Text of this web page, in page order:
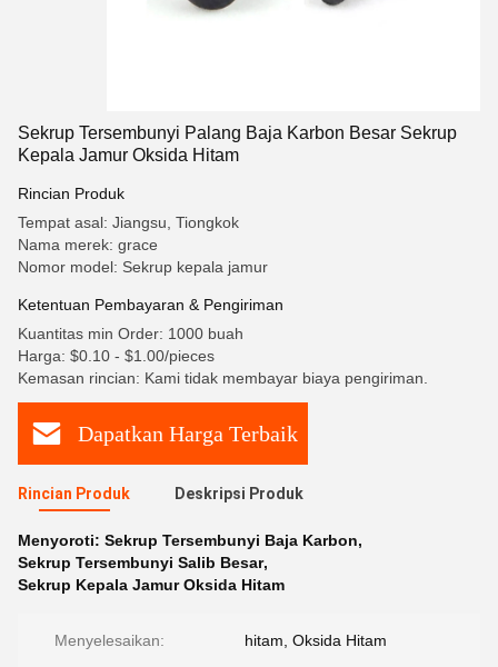
Sekrup Tersembunyi Palang Baja Karbon Besar Sekrup
Kepala Jamur Oksida Hitam
Rincian Produk
Tempat asal: Jiangsu, Tiongkok
Nama merek: grace
Nomor model: Sekrup kepala jamur
Ketentuan Pembayaran & Pengiriman
Kuantitas min Order: 1000 buah
Harga: $0.10 - $1.00/pieces
Kemasan rincian: Kami tidak membayar biaya pengiriman.
Dapatkan Harga Terbaik
Rincian Produk Deskripsi Produk
Menyoroti: Sekrup Tersembunyi Baja Karbon,
Sekrup Tersembunyi Salib Besar,
Sekrup Kepala Jamur Oksida Hitam
Menyelesaikan: hitam, Oksida Hitam